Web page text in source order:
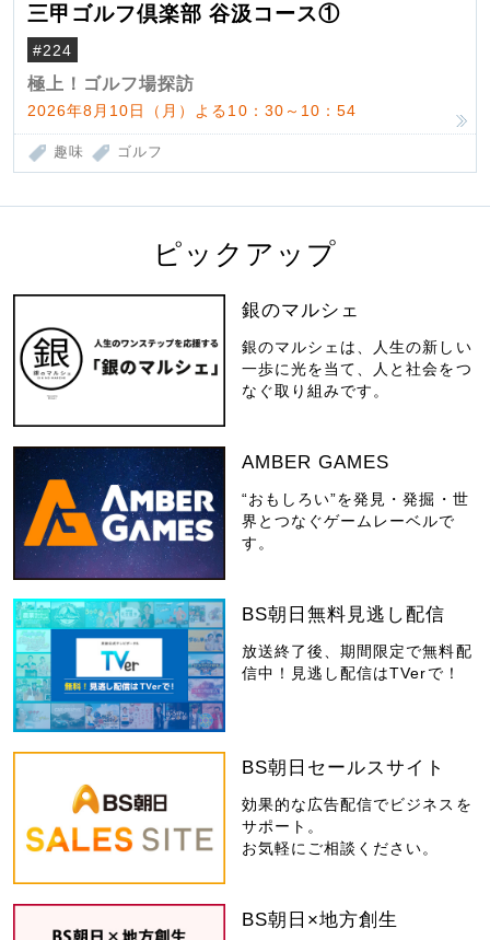
三甲ゴルフ倶楽部 谷汲コース①
#224
極上！ゴルフ場探訪
2026年8月10日（月）よる10：30～10：54
趣味 ゴルフ
ピックアップ
銀のマルシェ
銀のマルシェは、人生の新しい
一歩に光を当て、人と社会をつ
なぐ取り組みです。
AMBER GAMES
“おもしろい”を発見・発掘・世
界とつなぐゲームレーベルで
す。
BS朝日無料見逃し配信
放送終了後、期間限定で無料配
信中！見逃し配信はTVerで！
BS朝日セールスサイト
効果的な広告配信でビジネスを
サポート。
お気軽にご相談ください。
BS朝日×地方創生